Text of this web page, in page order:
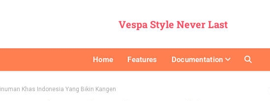
Vespa Style Never Last
Home Features Documentation
Khas Indonesia Yang Bikin Kangen